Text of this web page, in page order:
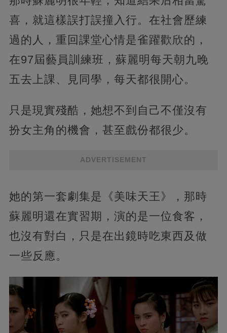
喜，就這樣誤打誤撞入行。在社會歷練
過的人，重回課堂心情是雀躍歡欣的，
在97屆藝員訓練班，蘇麗明每天朝九晚
五去上課、見同學，每天都很開心。
只是現實殘酷，她想不到自己不僅沒有
扮女主角的機會，甚至戲份都很少。
ADVERTISEMENT
她的第一套劇集是《美味天王》，那時
蘇麗明還在實習期，演的是一位食客，
也沒有對白，只是在出鏡時吃東西及做
一些反應。